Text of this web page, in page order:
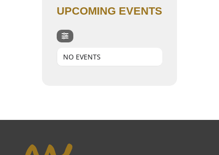
UPCOMING EVENTS
NO EVENTS